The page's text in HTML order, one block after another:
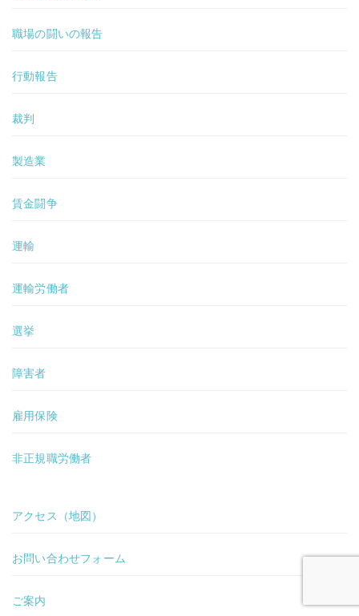
職場の闘いの報告
行動報告
裁判
製造業
賃金闘争
運輸
運輸労働者
選挙
障害者
雇用保険
非正規職労働者
アクセス（地図）
お問い合わせフォーム
ご案内